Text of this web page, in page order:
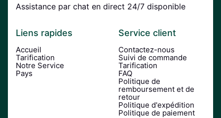
Assistance par chat en direct 24/7 disponible
Liens rapides
Accueil
Tarification
Notre Service
Pays
Service client
Contactez-nous
Suivi de commande
Tarification
FAQ
Politique de
remboursement et de
retour
Politique d'expédition
Politique de paiement